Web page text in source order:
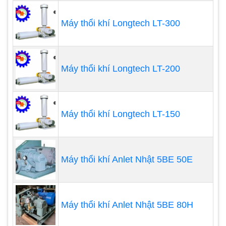
lựa chọn phù hợp với mục đích sử dụng, và
dễ dàng tìm được nhà cung cấp máy
Trong ngành xi măng:
trộn bột thô, xi măng, bụi lò, đá vôi và bột than và
thổi không khí vào lò nung và lò đốt để đốt cháy.
Nhiều nhà máy xi măng tự tạo năng lượng bởi bí
Máy thổi khí Longtech LT-300
Máy thổi khí Longtech LT-200
Máy thổi khí Longtech LT-150
Máy thổi khí Anlet Nhật 5BE 50E
Máy thổi khí Anlet Nhật 5BE 80H